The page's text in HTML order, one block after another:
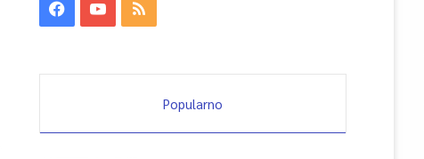
Popularno